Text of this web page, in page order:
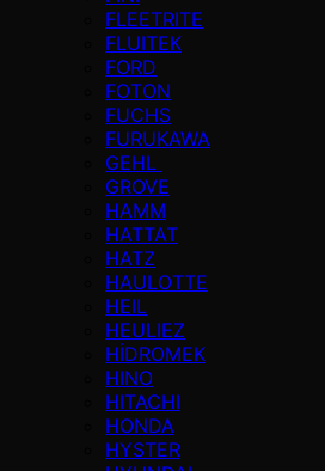
FLEETRITE
FLUITEK
FORD
FOTON
FUCHS
FURUKAWA
GEHL
GROVE
HAMM
HATTAT
HATZ
HAULOTTE
HEIL
HEULIEZ
HİDROMEK
HINO
HITACHI
HONDA
HYSTER